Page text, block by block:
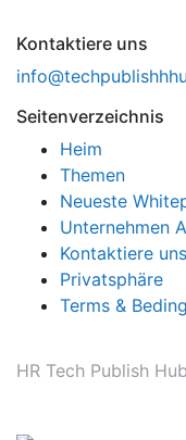
Kontaktiere uns
Seitenverzeichnis
Heim
Themen
Neueste
Unternehmen
Kontaktiere uns
Privatsphäre
Terms &
HR Tech Publish